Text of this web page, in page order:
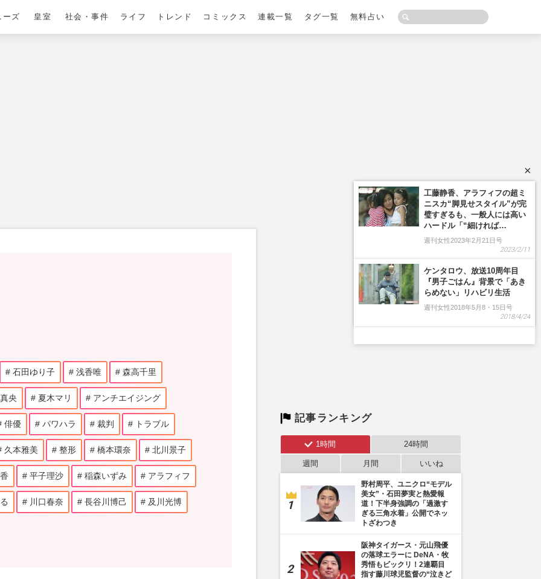
ーズ 皇室 社会・事件 ライフ トレンド コミックス 連載一覧 タグ一覧 無料占い
石田ゆり子 浅香唯 森高千里
央 夏木マリ アンチエイジング
俳優 パワハラ 裁判 トラブル
久本雅美 整形 橋本環奈 北川景子
平子理沙 稲森いずみ アラフィフ
川口春奈 長谷川博己 及川光博
記事ランキング
1時間 24時間
週間 月間 いいね
野村周平、ユニクロ“モデル
美女”・石田夢実と熱愛報
道！下半身強調の「過激す
ぎる三角水着」公開でネッ
トざわつき
阪神タイガース・元山飛優
の落球エラーに DeNA・牧
秀悟もビックリ！2連覇目
指す藤川球児監督の“泣きど
×
工藤静香、アラフィフの超ミ
ニスカ“脚見せスタイル”が完
璧すぎるも、一般人には高い
ハードル「“細ければ…
週刊女性2023年2月21日号
2023/2/11
ケンタロウ、放送10周年目
『男子ごはん』背景で「あき
らめない」リハビリ生活
週刊女性2018年5月8・15日号
2018/4/24